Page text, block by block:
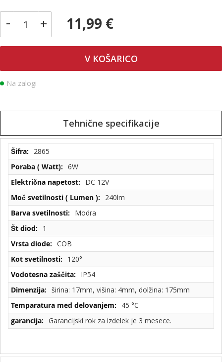
- + 11,99 €
V KOŠARICO
Na zalogi
Tehnične specifikacije
Tehnične
specifikacije
2865
6W
DC 12V
240lm
Modra
1
COB
120°
IP54
širina: 17mm, višina: 4mm, dolžina: 175mm
45 °C
Garancijski rok za izdelek je 3 mesece.